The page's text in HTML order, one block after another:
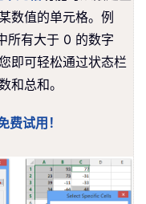
数值的单元格。例
所有大于 0 的数字
即可轻松通过状态栏
和总和。
试用！